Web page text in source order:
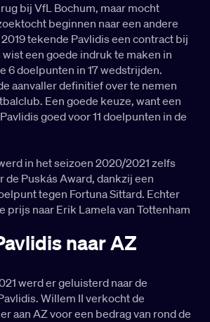
bij VfL Bochum, maar mocht
beginnen naar een andere
tekende Pavlidis een contract bij
een goede indruk te maken in
6 doelpunten in 17 wedstrijden.
aanvaller definitief over te nemen
Een goede keuze, want een
goed voor 11 doelpunten in de
in het seizoen 2020/2021 zelfs
de Puskás Award, dankzij een
tegen Fortuna Sittard. Echter
prijs naar Erik Lamela van Tottenham
naar AZ
werd er geluisterd naar de
Willem II verkocht de
aan AZ voor een bedrag van rond de